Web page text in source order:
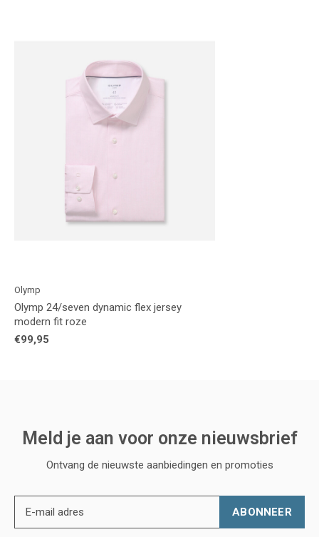
Olymp
Olymp 24/seven dynamic flex jersey
modern fit roze
€99,95
Meld je aan voor onze nieuwsbrief
Ontvang de nieuwste aanbiedingen en promoties
ABONNEER